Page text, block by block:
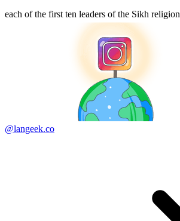
each of the first ten leaders of the Sikh religion
@langeek.co